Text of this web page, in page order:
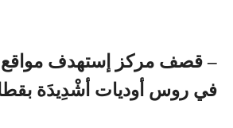
– قصف مركز إستهدف مواقع
في روس أوديات أشْدِيدَة